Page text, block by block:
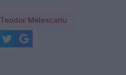
Teodor Melescanu